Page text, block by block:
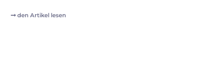
den Artikel lesen